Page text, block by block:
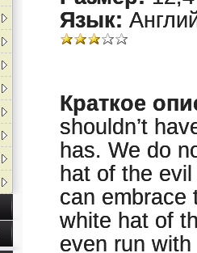
Язык:
Краткое
shouldn’t
has. We do
hat of the
can embrace
white hat of
even run